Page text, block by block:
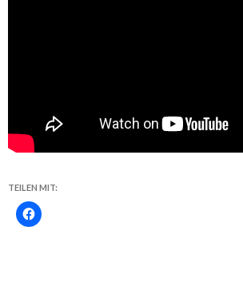
TEILEN MIT: